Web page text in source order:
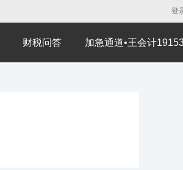
登
财税问答 加急通道•王会计